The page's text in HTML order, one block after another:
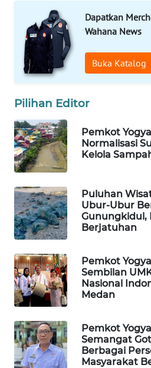
Dapatkan
Wahana News
Buka Katalog
Pilihan Editor
Pemkot
Normalisasi
Kelola
Puluhan
Ubur-Ubur
Gunungkidul,
Berjatuhan
Pemkot
Sembilan
Nasional
Medan
Pemkot
Semangat
Berbagai
Masyarakat
WAHANA
DESA
WISATA
LAPAK
Wahana
Network
KONSUMEN
LISTRIK
MASYARAKAT
KELISTRIKAN
ID
MAWAKA
ID
MARTABAT
NET